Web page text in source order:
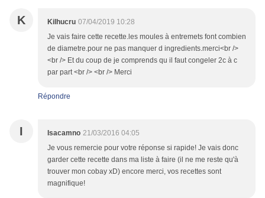
K Kilhucru 07/04/2019 10:28
Je vais faire cette recette.les moules à entremets font combien
de diametre.pour ne pas manquer d ingredients.merci<br />
<br /> Et du coup de je comprends qu il faut congeler 2c à c
par part <br /> <br /> Merci
Répondre
I Isacamno 21/03/2016 04:05
Je vous remercie pour votre réponse si rapide! Je vais donc
garder cette recette dans ma liste à faire (il ne me reste qu'à
trouver mon cobay xD) encore merci, vos recettes sont
magnifique!